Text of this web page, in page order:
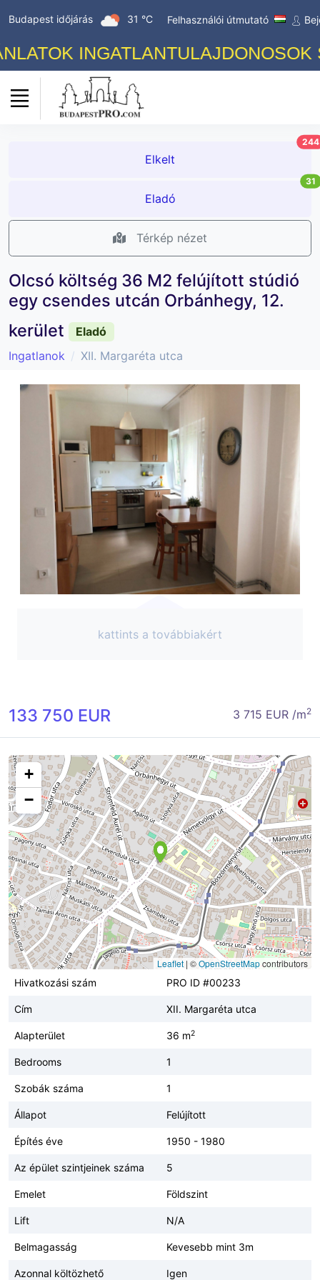
Budapest időjárás 31 °C Felhasználói útmutató
INGATLANTULAJDONOSOK
Elkelt
244
Eladó
31
Térkép nézet
Olcsó költség 36 M2 felújított stúdió
egy csendes utcán Orbánhegy, 12.
kerület
Eladó
Ingatlanok
XII. Margaréta utca
kattints a továbbiakért
133 750 EUR 3 715 EUR /m2
+
−
Leaflet | ©OpenStreetMapcontributors
Hivatkozási szám
PRO ID #00233
Cím XII. Margaréta utca
Alapterület 36 m2
Bedrooms 1
Szobák száma 1
Állapot Felújított
Építés éve 1950 - 1980
Az épület szintjeinek száma 5
Emelet Földszint
Lift N/A
Belmagasság Kevesebb mint 3m
Azonnal költözhető Igen